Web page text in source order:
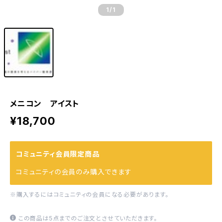
1 /1
メニコン アイスト
¥18,700
コミュニティ会員限定商品
コミュニティの会員のみ購入できます
※購入するにはコミュニティの会員になる必要があります。
この商品は5点までのご注文とさせていただきます。